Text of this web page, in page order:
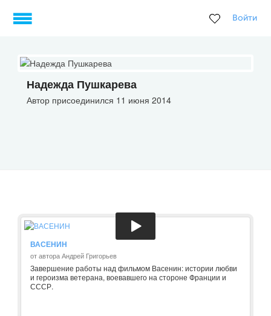
Войти
Надежда Пушкарева
Автор присоединился 11 июня 2014
ВАСЕНИН
от автора Андрей Григорьев
Завершение работы над фильмом Васенин: истории любви
и героизма ветерана, воевавшего на стороне Франции и
СССР.